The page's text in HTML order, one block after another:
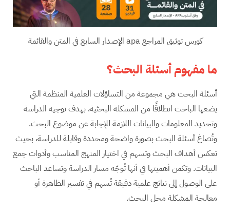
كورس توثيق المراجع apa الإصدار السابع في المتن والقائمة
ما مفهوم أسئلة البحث؟
أسئلة البحث هي مجموعة من التساؤلات العلمية المنظمة التي
يضعها الباحث انطلاقًا من المشكلة البحثية، بهدف توجيه الدراسة
وتحديد المعلومات والبيانات اللازمة للإجابة عن موضوع البحث.
وتُصاغ أسئلة البحث بصورة واضحة ومحددة وقابلة للدراسة، بحيث
تعكس أهداف البحث وتسهم في اختيار المنهج المناسب وأدوات جمع
البيانات. وتكمن أهميتها في أنها تُوجّه مسار الدراسة وتساعد الباحث
على الوصول إلى نتائج علمية دقيقة تُسهم في تفسير الظاهرة أو
معالجة المشكلة محل البحث.